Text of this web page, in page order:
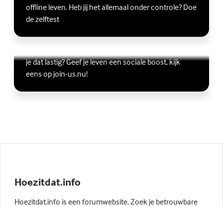
offline leven. Heb jij het allemaal onder controle? Doe
de zelftest
Vriendschap
je dat lastig? Geef je leven een sociale boost, kijk
eens op join-us.nu!
Lees meer over Vriendschap
(Externe link)
Hoezitdat.info
Hoezitdat.info is een forumwebsite. Zoek je betrouwbare